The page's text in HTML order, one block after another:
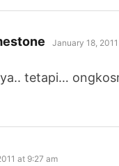
says:
January 18,
tetapi…
at 9:27 am